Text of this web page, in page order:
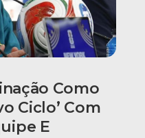
Como
Ciclo’ Com
E